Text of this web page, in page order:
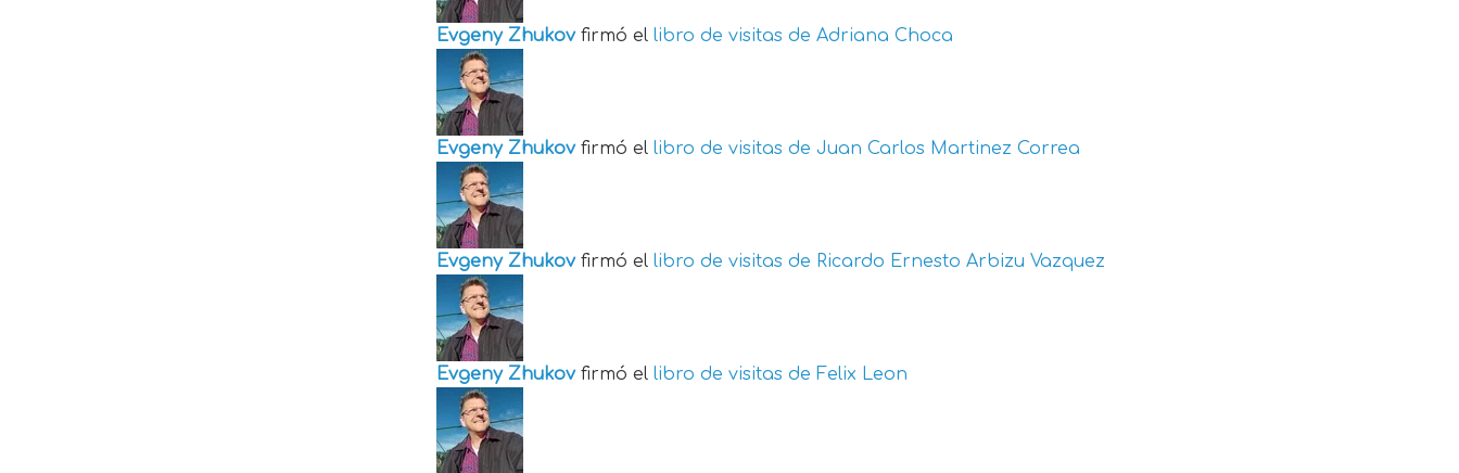
Evgeny Zhukov firmó el libro de visitas de Adriana Choca
Evgeny Zhukov firmó el libro de visitas de Juan Carlos Martinez Correa
Evgeny Zhukov firmó el libro de visitas de Ricardo Ernesto Arbizu Vazquez
Evgeny Zhukov firmó el libro de visitas de Felix Leon